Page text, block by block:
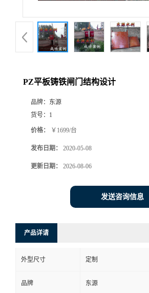
PZ平板铸铁闸门结构设计
品牌： 东源
货号： 1
价格： ￥1699/台
发布日期： 2020-05-08
更新日期： 2026-08-06
发送咨询信息
产品详请
外型尺寸 定制
品牌 东源